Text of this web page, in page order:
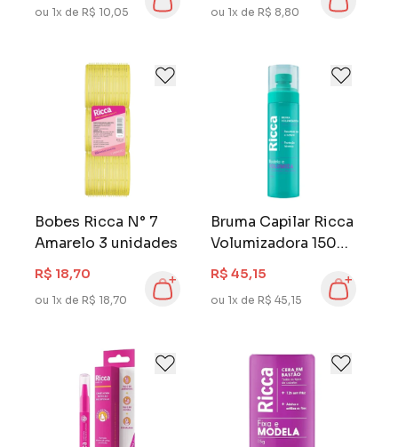
ou 1x de R$ 10,05 ou 1x de R$ 8,80
Bobes Ricca N° 7
Amarelo 3 unidades
R$ 18,70
ou 1x de R$ 18,70
Bruma Capilar Ricca
Volumizadora 150
ml Modela e
Volumiza
R$ 45,15
ou 1x de R$ 45,15